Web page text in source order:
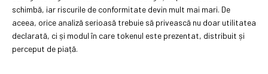
schimbă, iar riscurile de conformitate devin mult mai mari. De
aceea, orice analiză serioasă trebuie să privească nu doar utilitatea
declarată, ci și modul în care tokenul este prezentat, distribuit și
perceput de piață.